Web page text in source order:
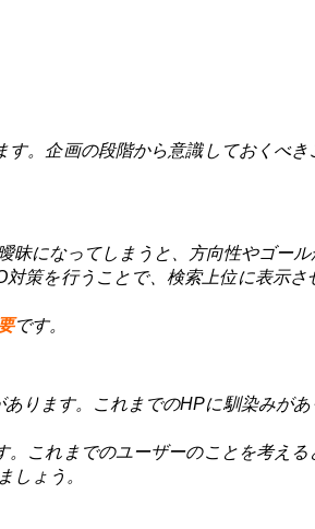
。企画の段階から意識しておくべ
になってしまうと、方向性やゴール
策を行うことで、検索上位に表示
です。
ります。これまでのHPに馴染みが
これまでのユーザーのことを考え
しょう。